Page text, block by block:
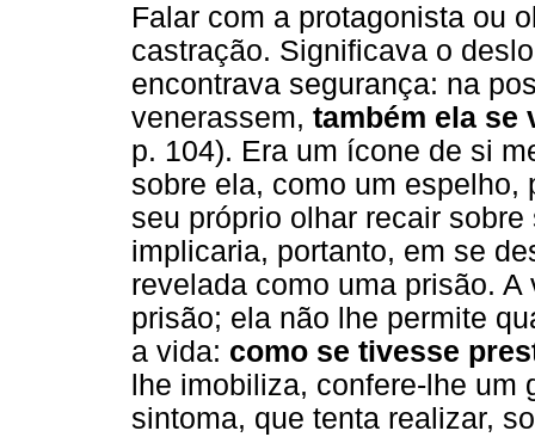
Falar com a protagonista ou
castração. Significava o
encontrava segurança: na
venerassem, também ela se
p. 104). Era um ícone de si
sobre ela, como um espelho,
seu próprio olhar recair
implicaria, portanto, em se
revelada como uma prisão.
prisão; ela não lhe permite
a vida: como se tivesse
lhe imobiliza, confere-lhe
sintoma, que tenta realizar,